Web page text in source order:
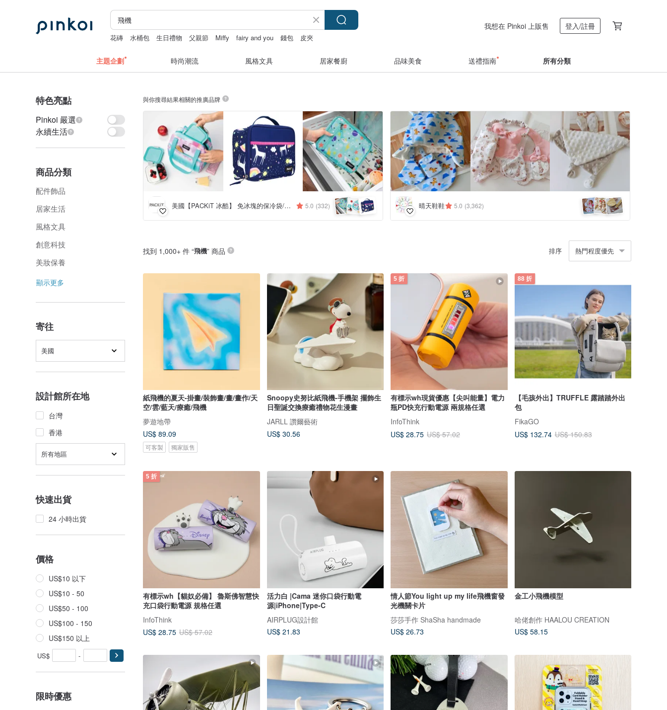
花磚 水桶包 生日禮物 父親節 Miffy fairy and you 錢包 皮夾
我想在 Pinkoi 上販售 登入/註冊
主題企劃 時尚潮流 風格文具 居家餐廚 品味美食 送禮指南 所有分類
特色亮點
Pinkoi 嚴選
永續生活
商品分類
配件飾品
居家生活
風格文具
創意科技
美妝保養
顯示更多
寄往
美國
設計館所在地
台灣
香港
所有地區
快速出貨
24 小時出貨
價格
US$10 以下
US$10 - 50
US$50 - 100
US$100 - 150
US$150 以上
US$ -
限時優惠
與你搜尋結果相關的推廣品牌
美國【PACKiT 冰酷】 免冰塊的保冷袋/母奶袋 5.0 (332) 晴天鞋鞋 5.0 (3,362)
找到 1,000+ 件 “飛機” 商品 排序 熱門程度優先
紙飛機的夏天-掛畫/裝飾畫/畫/畫作/天
空/雲/藍天/療癒/飛機
夢遊地帶
US$ 89.09
可客製 獨家販售
Snoopy史努比紙飛機-手機架 擺飾生
日聖誕交換療癒禮物花生漫畫
JARLL 讚爾藝術
US$ 30.56
5 折
有標示wh現貨優惠【尖叫能量】電力
瓶PD快充行動電源 兩規格任選
InfoThink
US$ 28.75 US$ 57.02
88 折
【毛孩外出】TRUFFLE 露踏踏外出
包
FikaGO
US$ 132.74 US$ 150.83
5 折
有標示wh【貓奴必備】 魯斯佛智慧快
充口袋行動電源 規格任選
InfoThink
US$ 28.75 US$ 57.02
活力白 |Cama 迷你口袋行動電
源|iPhone|Type-C
AIRPLUG設計館
US$ 21.83
情人節You light up my life飛機窗發
光機關卡片
莎莎手作 ShaSha handmade
US$ 26.73
金工小飛機模型
哈佬創作 HAALOU CREATION
US$ 58.15